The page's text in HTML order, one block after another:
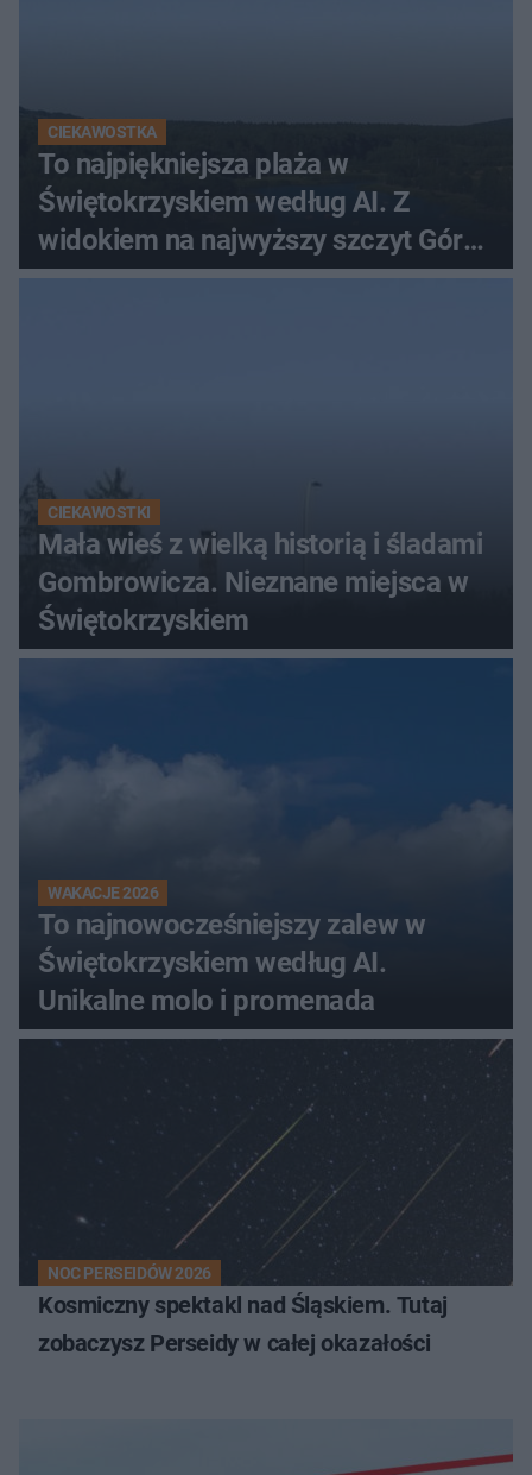
CIEKAWOSTKA
To najpiękniejsza plaża w
Świętokrzyskiem według AI. Z
widokiem na najwyższy szczyt Gór
Świętokrzyskich
CIEKAWOSTKI
Mała wieś z wielką historią i śladami
Gombrowicza. Nieznane miejsca w
Świętokrzyskiem
WAKACJE 2026
To najnowocześniejszy zalew w
Świętokrzyskiem według AI.
Unikalne molo i promenada
NOC PERSEIDÓW 2026
Kosmiczny spektakl nad Śląskiem. Tutaj
zobaczysz Perseidy w całej okazałości